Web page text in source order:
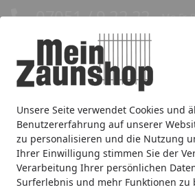
Unsere Seite verwendet Cookies und
Benutzererfahrung auf unserer
zu personalisieren und die Nutzung
Ihrer Einwilligung stimmen Sie der
Verarbeitung Ihrer persönlichen
Surferlebnis und mehr Funktionen zu
Eigene Montage-Teams
07051 / 9 22 22 Mo-Fr.
Sichtschutz Doppelstabmatte
Zaunmarken
Zaunmarken NOOR NOOR